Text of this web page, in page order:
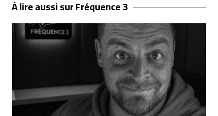
À lire aussi sur Fréquence 3